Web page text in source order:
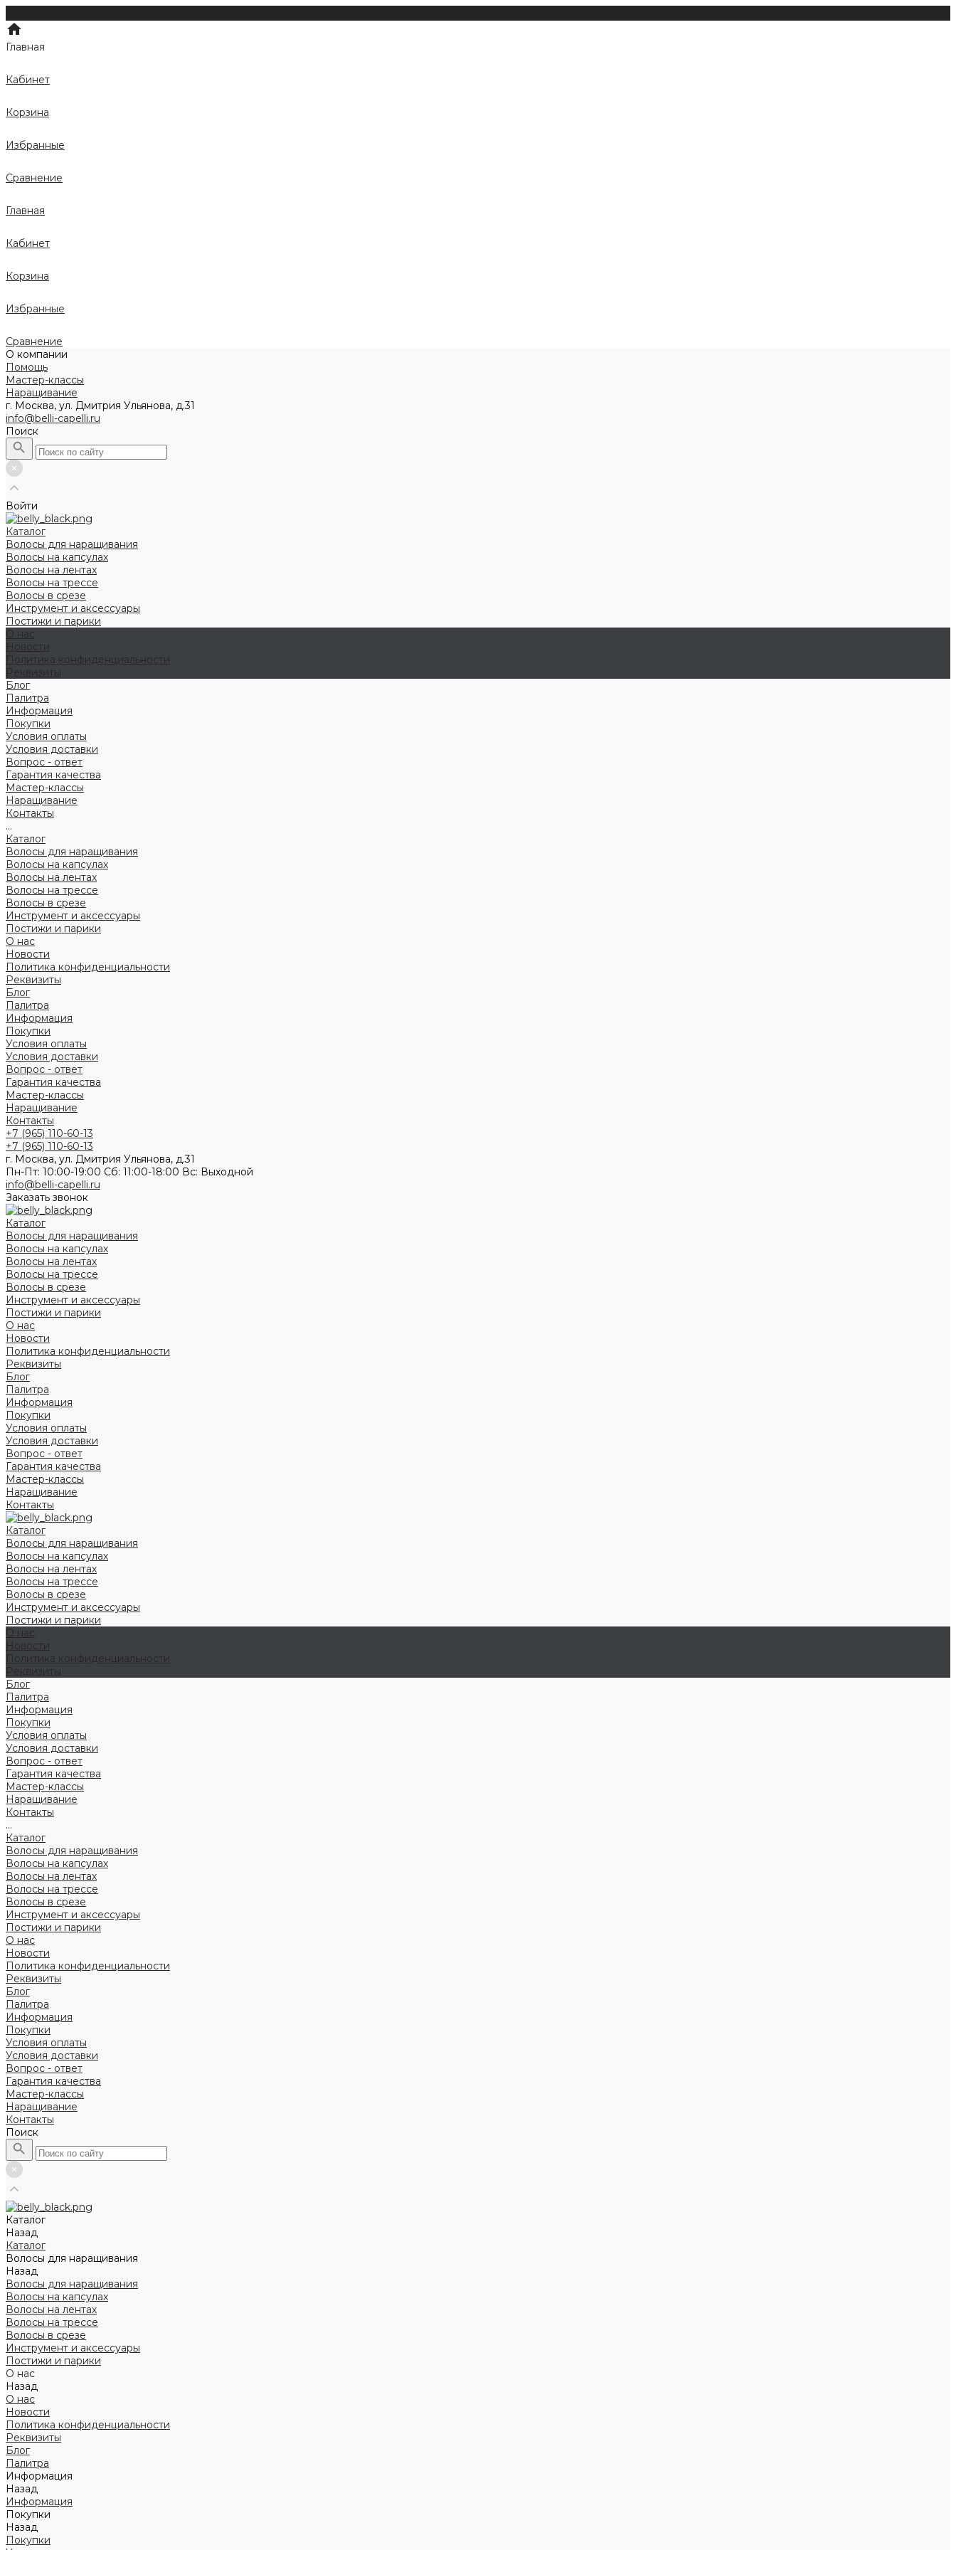
Главная
Кабинет
Корзина
Избранные
Сравнение
Главная
Кабинет
Корзина
Избранные
Сравнение
О компании
Помощь
Мастер-классы
Наращивание
г. Москва, ул. Дмитрия Ульянова, д.31
info@belli-capelli.ru
Поиск
Войти
Каталог
Волосы для наращивания
Волосы на капсулах
Волосы на лентах
Волосы на трессе
Волосы в срезе
Инструмент и аксессуары
Постижи и парики
О нас
Новости
Политика конфиденциальности
Реквизиты
Блог
Палитра
Информация
Покупки
Условия оплаты
Условия доставки
Вопрос - ответ
Гарантия качества
Мастер-классы
Наращивание
Контакты
...
Каталог
Волосы для наращивания
Волосы на капсулах
Волосы на лентах
Волосы на трессе
Волосы в срезе
Инструмент и аксессуары
Постижи и парики
О нас
Новости
Политика конфиденциальности
Реквизиты
Блог
Палитра
Информация
Покупки
Условия оплаты
Условия доставки
Вопрос - ответ
Гарантия качества
Мастер-классы
Наращивание
Контакты
+7 (965) 110-60-13
+7 (965) 110-60-13
г. Москва, ул. Дмитрия Ульянова, д.31
Пн-Пт: 10:00-19:00 Cб: 11:00-18:00 Вс: Выходной
info@belli-capelli.ru
Заказать звонок
Каталог
Волосы для наращивания
Волосы на капсулах
Волосы на лентах
Волосы на трессе
Волосы в срезе
Инструмент и аксессуары
Постижи и парики
О нас
Новости
Политика конфиденциальности
Реквизиты
Блог
Палитра
Информация
Покупки
Условия оплаты
Условия доставки
Вопрос - ответ
Гарантия качества
Мастер-классы
Наращивание
Контакты
Каталог
Волосы для наращивания
Волосы на капсулах
Волосы на лентах
Волосы на трессе
Волосы в срезе
Инструмент и аксессуары
Постижи и парики
О нас
Новости
Политика конфиденциальности
Реквизиты
Блог
Палитра
Информация
Покупки
Условия оплаты
Условия доставки
Вопрос - ответ
Гарантия качества
Мастер-классы
Наращивание
Контакты
...
Каталог
Волосы для наращивания
Волосы на капсулах
Волосы на лентах
Волосы на трессе
Волосы в срезе
Инструмент и аксессуары
Постижи и парики
О нас
Новости
Политика конфиденциальности
Реквизиты
Блог
Палитра
Информация
Покупки
Условия оплаты
Условия доставки
Вопрос - ответ
Гарантия качества
Мастер-классы
Наращивание
Контакты
Поиск
Каталог
Назад
Каталог
Волосы для наращивания
Назад
Волосы для наращивания
Волосы на капсулах
Волосы на лентах
Волосы на трессе
Волосы в срезе
Инструмент и аксессуары
Постижи и парики
О нас
Назад
О нас
Новости
Политика конфиденциальности
Реквизиты
Блог
Палитра
Информация
Назад
Информация
Покупки
Назад
Покупки